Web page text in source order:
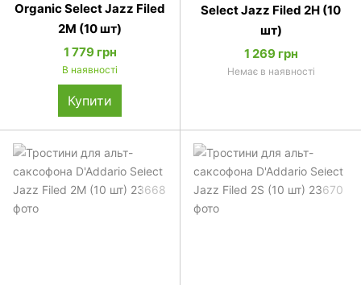
Organic Select Jazz Filed
2M (10 шт)
1 779 грн
В наявності
Купити
Select Jazz Filed 2H (10
шт)
1 269 грн
Немає в наявності